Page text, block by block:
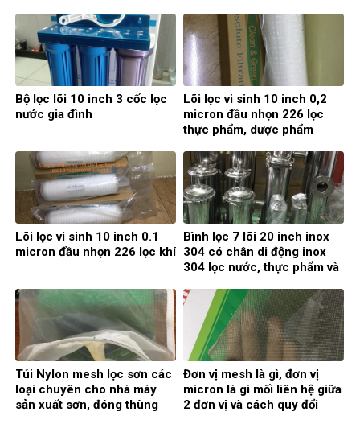
Bộ lọc lõi 10 inch 3 cốc lọc
nước gia đình
Lõi lọc vi sinh 10 inch 0,2
micron đầu nhọn 226 lọc
thực phẩm, dược phẩm
Lõi lọc vi sinh 10 inch 0.1
micron đầu nhọn 226 lọc khí
Bình lọc 7 lõi 20 inch inox
304 có chân di động inox
304 lọc nước, thực phẩm và
Túi Nylon mesh lọc sơn các
loại chuyên cho nhà máy
sản xuất sơn, đóng thùng
Đơn vị mesh là gì, đơn vị
micron là gì mối liên hệ giữa
2 đơn vị và cách quy đổi